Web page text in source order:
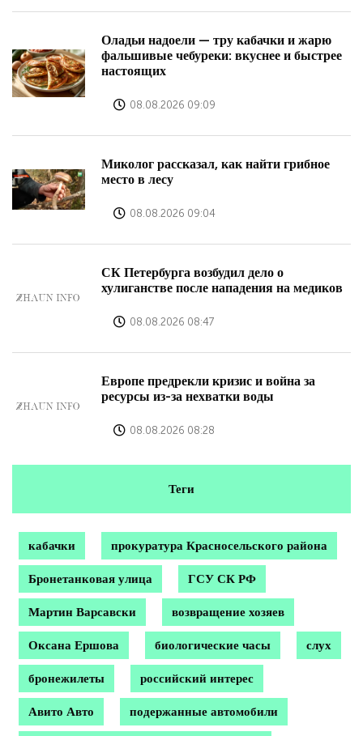
Оладьи надоели — тру кабачки и жарю
фальшивые чебуреки: вкуснее и быстрее
настоящих
08.08.2026 09:09
Миколог рассказал, как найти грибное
место в лесу
08.08.2026 09:04
СК Петербурга возбудил дело о
хулиганстве после нападения на медиков
08.08.2026 08:47
Европе предрекли кризис и война за
ресурсы из-за нехватки воды
08.08.2026 08:28
Теги
кабачки прокуратура Красносельского района
Бронетанковая улица ГСУ СК РФ
Мартин Варсавски возвращение хозяев
Оксана Ершова биологические часы слух
бронежилеты российский интерес
Авито Авто подержанные автомобили